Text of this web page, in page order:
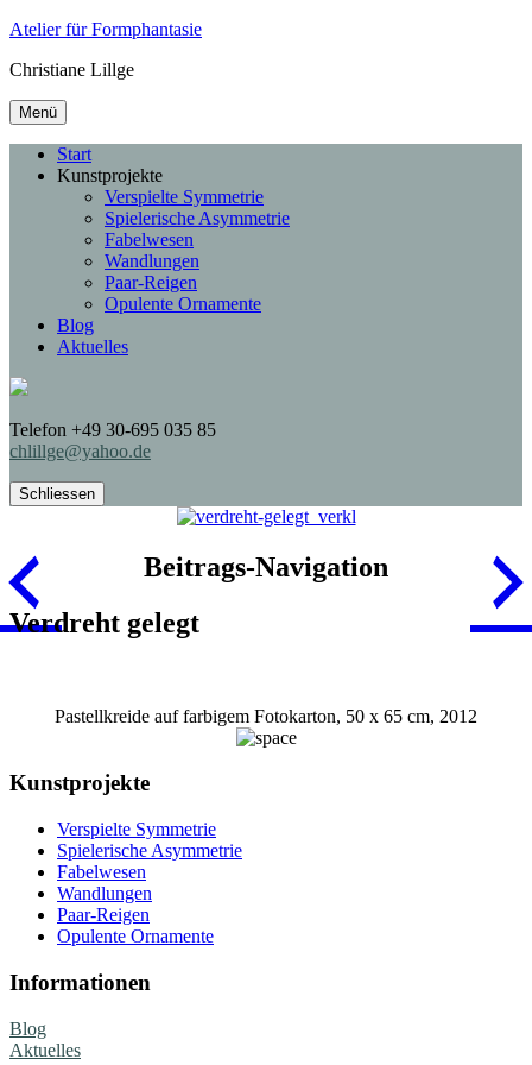
Atelier für Formphantasie
Christiane Lillge
Menü
Start
Kunstprojekte
Verspielte Symmetrie
Spielerische Asymmetrie
Fabelwesen
Wandlungen
Paar-Reigen
Opulente Ornamente
Blog
Aktuelles
Telefon +49 30-695 035 85
chlillge@yahoo.de
Schliessen
Beitrags-Navigation
Verdreht gelegt
Pastellkreide auf farbigem Fotokarton, 50 x 65 cm, 2012
Kunstprojekte
Verspielte Symmetrie
Spielerische Asymmetrie
Fabelwesen
Wandlungen
Paar-Reigen
Opulente Ornamente
Informationen
Blog
Aktuelles